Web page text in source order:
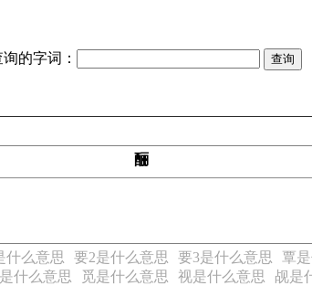
的字词：
酾
什么意思 要2是什么意思 要3是什么意思 覃
什么意思 觅是什么意思 视是什么意思 觇是